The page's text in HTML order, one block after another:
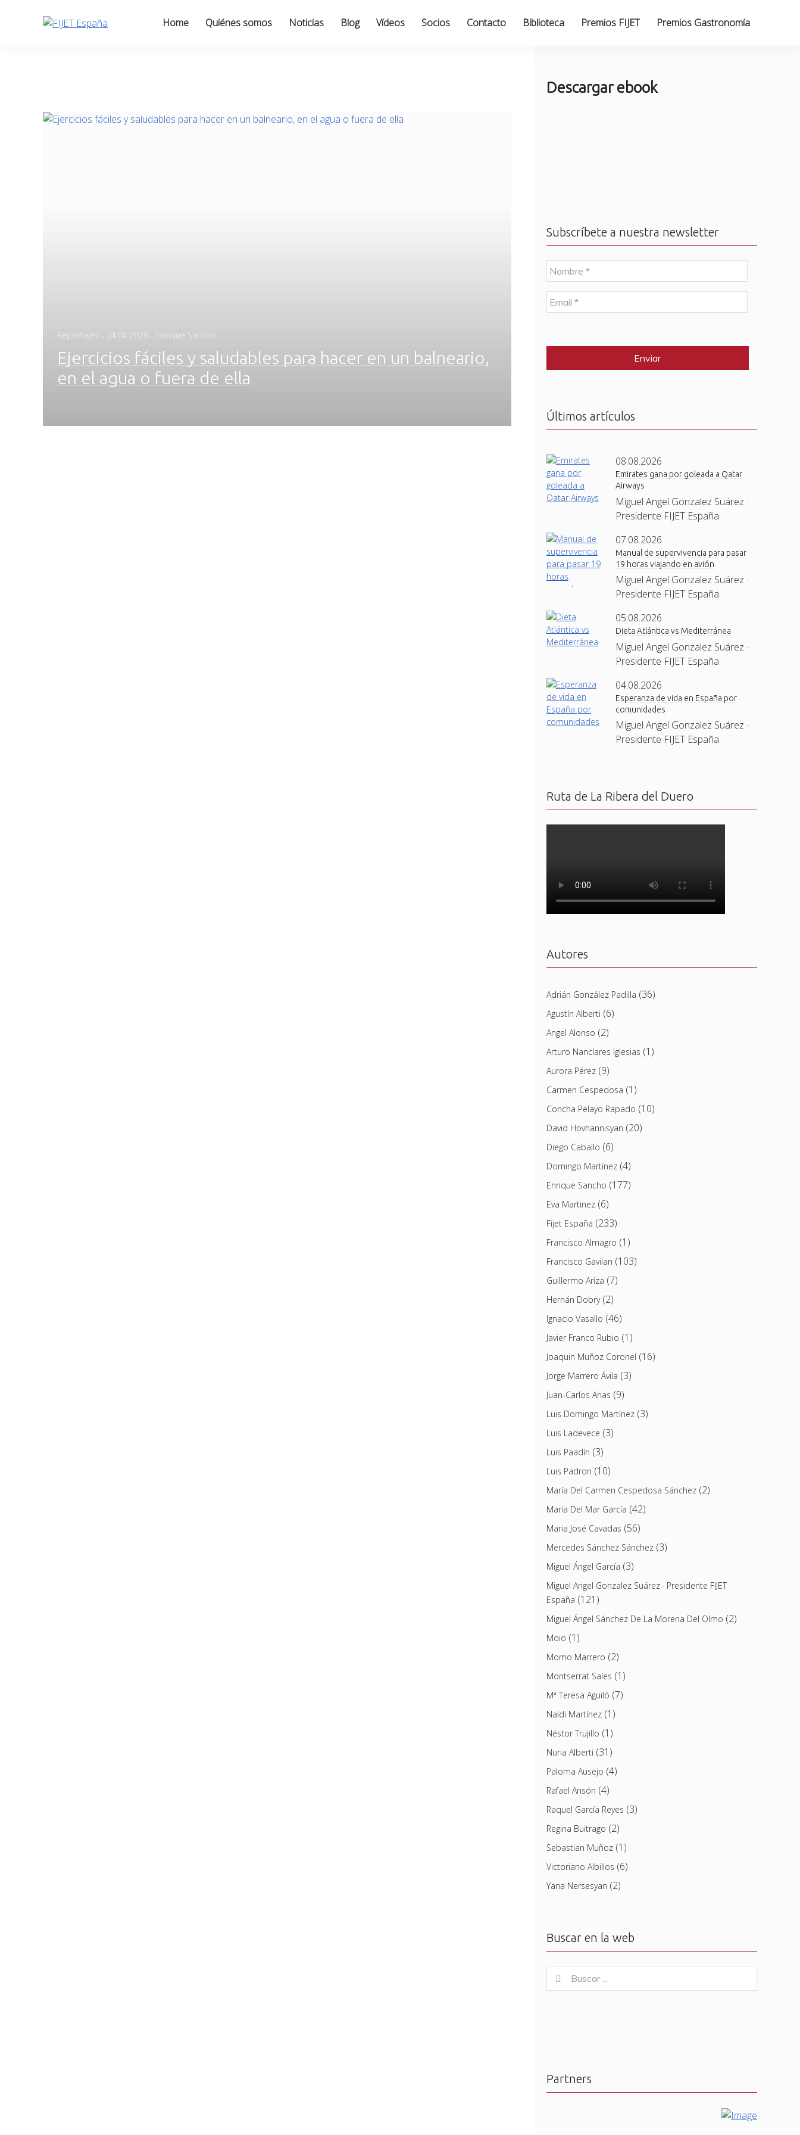
Home Quiénes somos Noticias Blog Vídeos Socios Contacto Biblioteca Premios FIJET Premios Gastronomía
Reportajes - Posted
24.04.2026 - Enrique Sancho
Ejercicios fáciles y saludables para hacer en un balneario,
en el agua o fuera de ella
Descargar ebook
Subscríbete a nuestra newsletter
N
o
m
b
r
E
m
l
Últimos artículos
08.08.2026
Emirates gana por goleada a Qatar
Airways
Miguel Angel Gonzalez Suárez ·
Presidente FIJET España
07.08.2026
Manual de supervivencia para pasar
19 horas viajando en avión
Miguel Angel Gonzalez Suárez ·
Presidente FIJET España
05.08.2026
Dieta Atlántica vs Mediterránea
Miguel Angel Gonzalez Suárez ·
Presidente FIJET España
04.08.2026
Esperanza de vida en España por
comunidades
Miguel Angel Gonzalez Suárez ·
Presidente FIJET España
Ruta de La Ribera del Duero
Autores
Adrián González Padilla (36)
Agustín Alberti (6)
Angel Alonso (2)
Arturo Nanclares Iglesias (1)
Aurora Pérez(9)
Carmen Cespedosa (1)
Concha Pelayo Rapado (10)
David Hovhannisyan (20)
Diego Caballo (6)
Domingo Martínez(4)
Enrique Sancho (177)
Eva Martinez(6)
Fijet España (233)
Francisco Almagro (1)
Francisco Gavilan (103)
Guillermo Ariza (7)
Hernán Dobry(2)
Ignacio Vasallo (46)
Javier Franco Rubio (1)
Joaquin Muñoz Coronel (16)
Jorge Marrero Ávila (3)
Juan-Carlos Arias (9)
Luis Domingo Martínez(3)
Luis Ladevece (3)
Luis Paadín (3)
Luis Padron (10)
María Del Carmen Cespedosa Sánchez(2)
María Del Mar García (42)
Maria José Cavadas (56)
Mercedes Sánchez Sánchez(3)
Miguel Ángel García (3)
Miguel Angel Gonzalez Suárez · Presidente FIJET
España (121)
Miguel Ángel Sánchez De La Morena Del Olmo (2)
Moio (1)
Momo Marrero (2)
Montserrat Sales (1)
Mª Teresa Aguiló (7)
Naldi Martínez(1)
Néstor Trujillo (1)
Nuria Alberti (31)
Paloma Ausejo (4)
Rafael Ansón (4)
Raquel García Reyes (3)
Regina Buitrago (2)
Sebastian Muñoz(1)
Victoriano Albillos (6)
Yana Nersesyan (2)
Buscar en la web
for:
Buscar
Partners